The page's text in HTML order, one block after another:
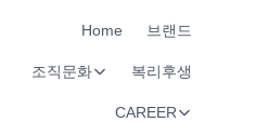
Home 브랜드
조직문화 복리후생
CAREER